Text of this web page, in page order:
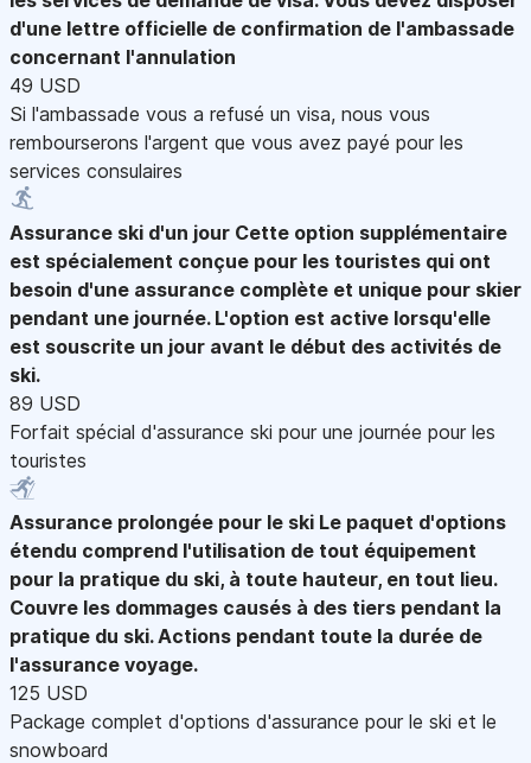
d'une lettre officielle de confirmation de l'ambassade
concernant l'annulation
49 USD
Si l'ambassade vous a refusé un visa, nous vous
rembourserons l'argent que vous avez payé pour les
services consulaires
Assurance ski d'un jour Cette option supplémentaire
est spécialement conçue pour les touristes qui ont
besoin d'une assurance complète et unique pour skier
pendant une journée. L'option est active lorsqu'elle
est souscrite un jour avant le début des activités de
ski.
89 USD
Forfait spécial d'assurance ski pour une journée pour les
touristes
Assurance prolongée pour le ski Le paquet d'options
étendu comprend l'utilisation de tout équipement
pour la pratique du ski, à toute hauteur, en tout lieu.
Couvre les dommages causés à des tiers pendant la
pratique du ski. Actions pendant toute la durée de
l'assurance voyage.
125 USD
Package complet d'options d'assurance pour le ski et le
snowboard